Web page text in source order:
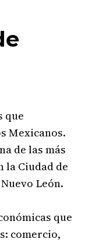
que
Mexicanos.
de las más
la Ciudad de
León.
que
comercio,